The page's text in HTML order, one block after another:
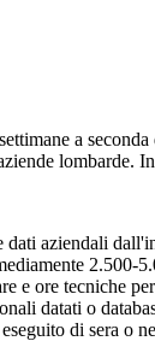
a
lombarde.
aziendali
e ore tecniche
datati o
di sera o